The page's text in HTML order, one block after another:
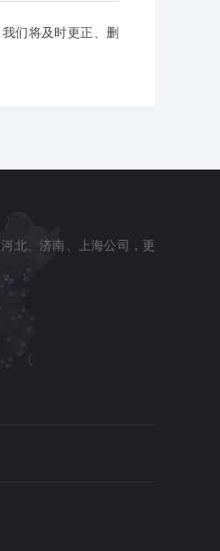
们将及时更正、删
北、济南、上海公司，更